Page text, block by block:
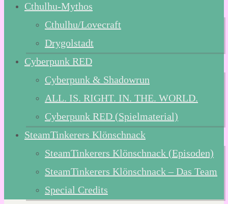
Cthulhu-Mythos
Cthulhu/Lovecraft
Drygolstadt
Cyberpunk RED
Cyberpunk & Shadowrun
ALL. IS. RIGHT. IN. THE. WORLD.
Cyberpunk RED (Spielmaterial)
SteamTinkerers Klönschnack
SteamTinkerers Klönschnack (Episoden)
SteamTinkerers Klönschnack – Das Team
Special Credits